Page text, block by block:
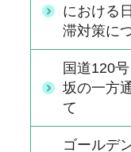
における
滞対策に
国道120
坂の一方
て
ゴールデ